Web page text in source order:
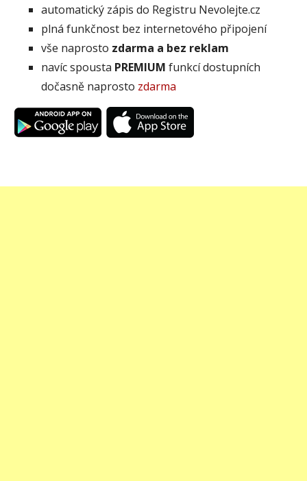
automatický zápis do Registru Nevolejte.cz
plná funkčnost bez internetového připojení
vše naprosto zdarma a bez reklam
navíc spousta PREMIUM funkcí dostupních
dočasně naprosto zdarma